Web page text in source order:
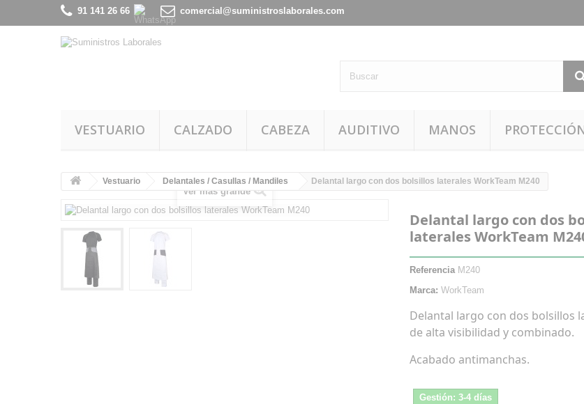
91 141 26 66 comercial@suministroslaborales.com
VESTUARIO CALZADO CABEZA AUDITIVO MANOS
Vestuario Delantales / Casullas / Mandiles Delantal largo con dos bolsillos laterales WorkTeam M240
Ver más grande
Delantal largo con dos
laterales WorkTeam
Referencia M240
Marca: WorkTeam
Delantal largo con dos bolsillos
de alta visibilidad y combinado.
Acabado antimanchas.
Gestión: 3-4 días